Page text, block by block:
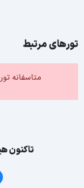
تورهای مرتبط
متاسفانه
تاکنون